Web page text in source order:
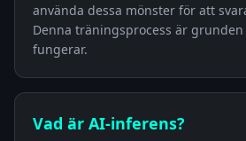
använda dessa mönster för att
Denna träningsprocess är
fungerar.
Vad är AI-inferens?